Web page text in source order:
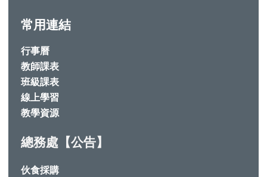
常用連結
行事曆
教師課表
班級課表
線上學習
教學資源
總務處【公告】
伙食採購